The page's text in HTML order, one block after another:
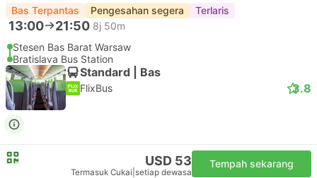
Bas Terpantas Pengesahan segera Terlaris
13:00 21:50 8j 50m
Stesen Bas Barat Warsaw
Bratislava Bus Station
Standard | Bas
FlixBus 3.8
USD 53
Termasuk Cukai setiap dewasa
Tempah sekarang